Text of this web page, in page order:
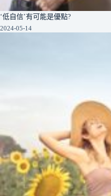
‘低自信’有可能是優點?
2024-05-14